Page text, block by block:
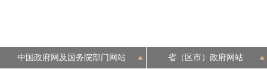
中国政府网及国务院部门网站 省（区市）政府网站